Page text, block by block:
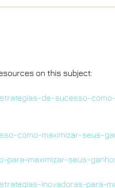
on this subject:
de-sucesso-
como-maximizar-seus-
para-maximizar-seus-
inovadoras-para-